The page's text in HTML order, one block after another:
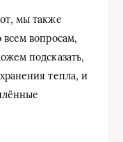
мы также
всем вопросам,
подсказать,
тепла, и